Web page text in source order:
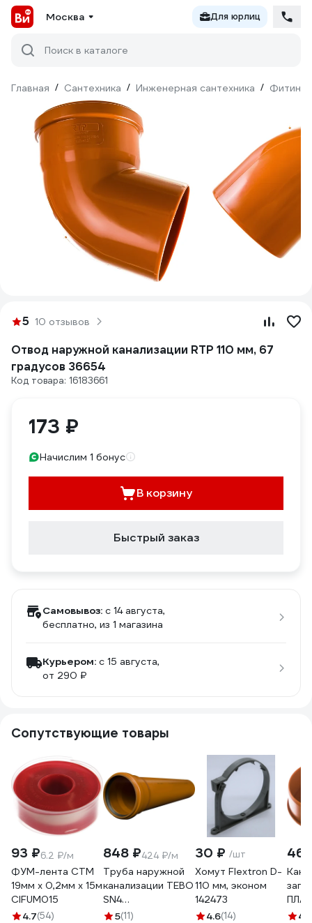
Москва Для юрлиц
Поиск в каталоге
Главная / Сантехника / Инженерная сантехника / Фитинги
5 10 отзывов
Отвод наружной канализации RTP 110 мм, 67
градусов 36654
Код товара: 16183661
173 ₽
Начислим 1 бонус
В корзину
Быстрый заказ
Самовывоз: c 14 августа,
бесплатно, из 1 магазина
Курьером: c 15 августа,
от 290 ₽
Сопутствующие товары
93 ₽6.2 ₽/м
ФУМ-лента СТМ
19мм х 0,2мм х 15м
CIFUM015
4.7(54)
848 ₽424 ₽/м
Труба наружной
канализации TEBO
SN4
полипропилен,
5(11)
30 ₽ /шт
Хомут Flextron D-
110 мм, эконом
142473
4.6(14)
46
4.9